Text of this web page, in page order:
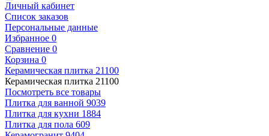
Личный кабинет
Список заказов
Персональные данные
Избранное 0
Сравнение 0
Корзина 0
Керамическая плитка 21100
Керамическая плитка 21100
Посмотреть все товары
Плитка для ванной 9039
Плитка для кухни 1884
Плитка для пола 609